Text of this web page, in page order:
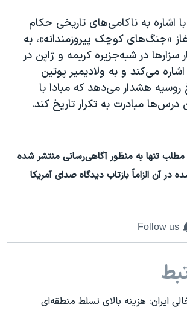
اشاره به ناکامی‌های تاریخی حکام
«جنگ‌های کوچک پیروزمندانه»، به
سزارها در شبه‌جزیره کریمه و ژاپن در
سده‌های ١٩ و ٢٠ اشاره می‌کند و به ولادیمیر پوتین
روسیه هشدار می‌دهد که مبادا با
درس‌ها مبادرت به تکرار تاریخ کند.
مطلب تنها به منظور آگاهی‌رسانی منتشر شده
در آن الزاماً بازتاب دیدگاه صدای آمریکا
Follow us
ایران: هزینه بالای تسلط منطقه‌ای